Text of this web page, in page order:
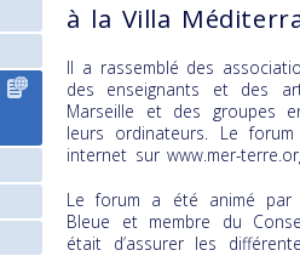
Select content
for your
country
à la Villa
Il a rassemblé des
des enseignants et des
Marseille et des groupes
leurs ordinateurs. Le
internet sur www.mer-
Le forum a été animé par
Bleue et membre du
était d’assurer les